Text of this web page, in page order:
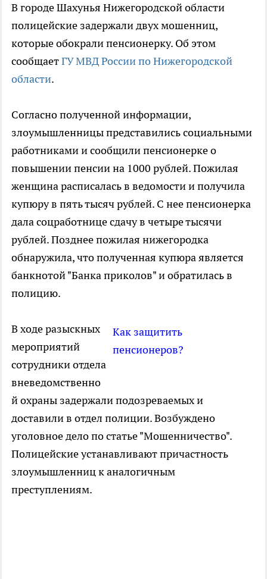
В городе Шахунья Нижегородской области
полицейские задержали двух мошенниц,
которые обокрали пенсионерку. Об этом
сообщаетГУ МВД России по Нижегородской
области.
Согласно полученной информации,
злоумышленницы представились социальными
работниками и сообщили пенсионерке о
повышении пенсии на 1000 рублей. Пожилая
женщина расписалась в ведомости и получила
купюру в пять тысяч рублей. С нее пенсионерка
дала соцработнице сдачу в четыре тысячи
рублей. Позднее пожилая нижегородка
обнаружила, что полученная купюра является
банкнотой "Банка приколов" и обратилась в
полицию.
Как защитить
пенсионеров?
В ходе разыскных
мероприятий
сотрудники отдела
вневедомственно
й охраны задержали подозреваемых и
доставили в отдел полиции. Возбуждено
уголовное дело по статье "Мошенничество".
Полицейские устанавливают причастность
злоумышленниц к аналогичным
преступлениям.